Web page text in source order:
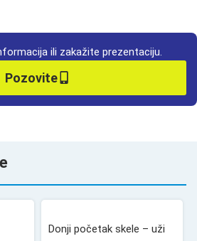
ili zakažite prezentaciju.
Pozovite
Donji početak skele – uži